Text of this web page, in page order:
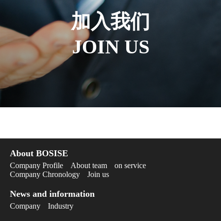
加入我们
JOIN US
About BOSISE
Company Profile About team
on service
Company Chronology
Join us
News and information
Company Industry